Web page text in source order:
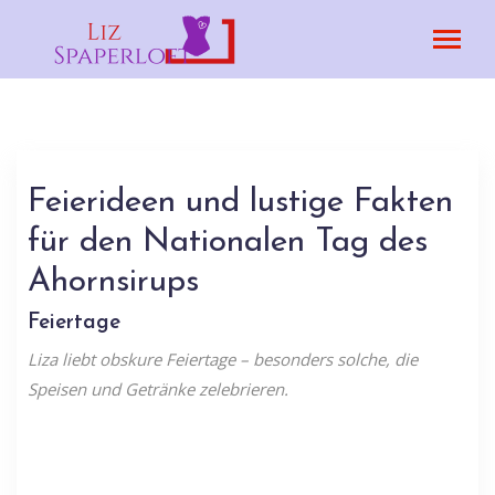
Feierideen und lustige Fakten
für den Nationalen Tag des
Ahornsirups
Feiertage
Liza liebt obskure Feiertage – besonders solche, die
Speisen und Getränke zelebrieren.